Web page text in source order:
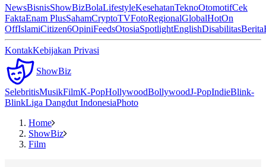
NewsBisnisShowBizBolaLifestyleKesehatanTeknoOtomotifCek
FaktaEnam PlusSahamCryptoTVFotoRegionalGlobalHotOn
OffIslamiCitizen6OpiniFeedsOtosiaSpotlightEnglishDisabilitasBerita
KontakKebijakan Privasi
ShowBiz
SelebritisMusikFilmK-PopHollywoodBollywoodJ-PopIndieBlink-
BlinkLiga Dangdut IndonesiaPhoto
Home
ShowBiz
Film